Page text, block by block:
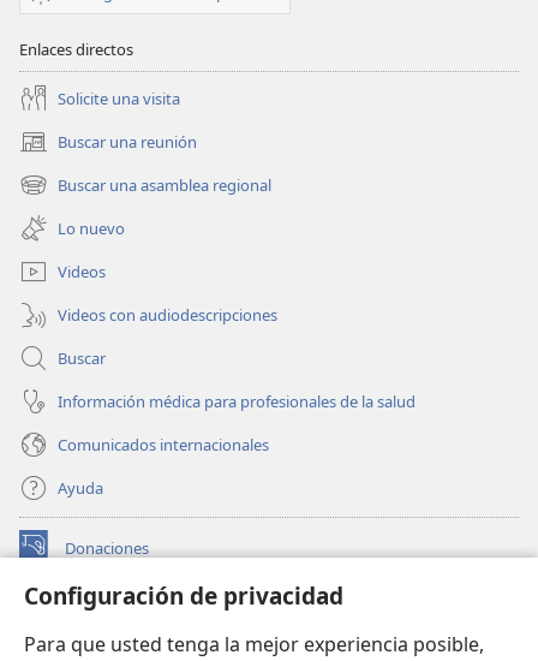
Configuración de privacidad
Para que usted tenga la mejor experiencia posible,
Enlaces directos
Solicite una visita
Buscar una reunión
(abre
una
nueva
ventana)
Buscar una asamblea regional
(abre
una
nueva
ventana)
Lo nuevo
Videos
Videos con audiodescripciones
Buscar
Información médica para profesionales de la salud
Comunicados internacionales
Ayuda
Donaciones
(abre
nueva BIBLIOTECA EN LÍNEA Watchtower™
una